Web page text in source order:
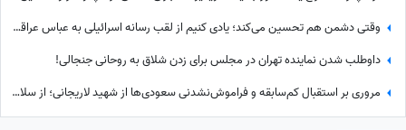
وقتی دشمن هم تحسین می‌کند؛ یادی کنیم از لقب رسانه اسرائیلی به عباس عراقچی پس از مذاکره با آمریکا+عکس
داوطلب شدن نماینده تهران در مجلس برای زدن شلاق به روحانی جنجالی!
مروری بر استقبال کم‌سابقه و فراموش‌نشدنی سعودی‌ها از شهید لاریجانی؛ از سلام نظامی تا دست به سینه بودن بن‌سلمان مقابل دبیر فقید شورای عالی امنیت ملی +عکس